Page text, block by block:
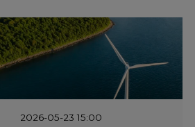
2026-05-23 15:00